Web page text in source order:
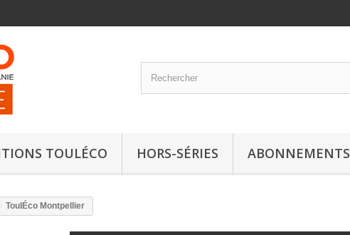
TOULÉCO HORS-SÉRIES ABONNEMENTS
ToulÉco Montpellier